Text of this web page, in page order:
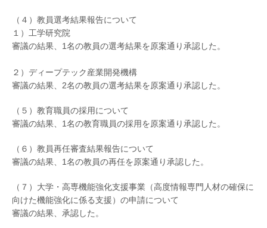
（４）教員選考結果報告について
１）工学研究院
審議の結果、1名の教員の選考結果を原案通り承認した。
２）ディープテック産業開発機構
審議の結果、2名の教員の選考結果を原案通り承認した。
（５）教育職員の採用について
審議の結果、1名の教育職員の採用を原案通り承認した。
（６）教員再任審査結果報告について
審議の結果、1名の教員の再任を原案通り承認した。
（７）大学・高専機能強化支援事業（高度情報専門人材の確保に
向けた機能強化に係る支援）の申請について
審議の結果、承認した。